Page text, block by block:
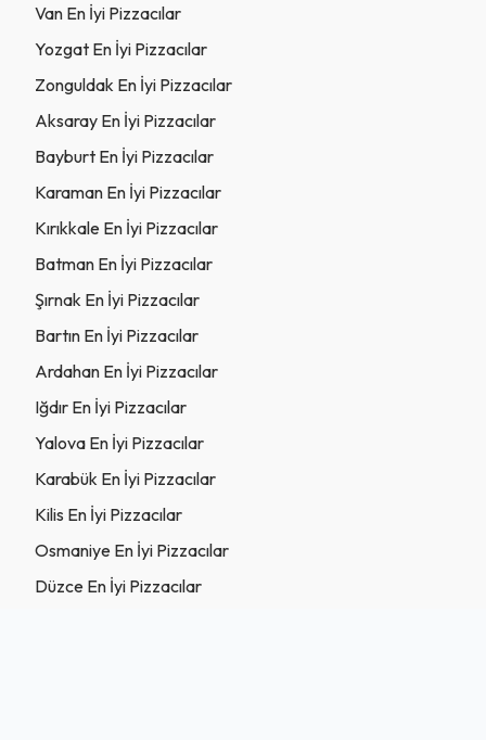
Van En İyi Pizzacılar
Yozgat En İyi Pizzacılar
Zonguldak En İyi Pizzacılar
Aksaray En İyi Pizzacılar
Bayburt En İyi Pizzacılar
Karaman En İyi Pizzacılar
Kırıkkale En İyi Pizzacılar
Batman En İyi Pizzacılar
Şırnak En İyi Pizzacılar
Bartın En İyi Pizzacılar
Ardahan En İyi Pizzacılar
Iğdır En İyi Pizzacılar
Yalova En İyi Pizzacılar
Karabük En İyi Pizzacılar
Kilis En İyi Pizzacılar
Osmaniye En İyi Pizzacılar
Düzce En İyi Pizzacılar